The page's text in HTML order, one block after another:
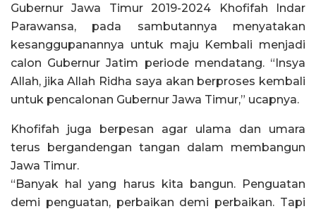
Gubernur Jawa Timur 2019-2024 Khofifah Indar
Parawansa, pada sambutannya menyatakan
kesanggupanannya untuk maju Kembali menjadi
calon Gubernur Jatim periode mendatang. “Insya
Allah, jika Allah Ridha saya akan berproses kembali
untuk pencalonan Gubernur Jawa Timur,” ucapnya.
Khofifah juga berpesan agar ulama dan umara
terus bergandengan tangan dalam membangun
Jawa Timur.
“Banyak hal yang harus kita bangun. Penguatan
demi penguatan, perbaikan demi perbaikan. Tapi